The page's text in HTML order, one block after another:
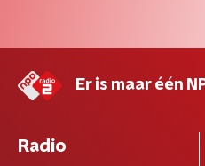
Er is maar één
Radio